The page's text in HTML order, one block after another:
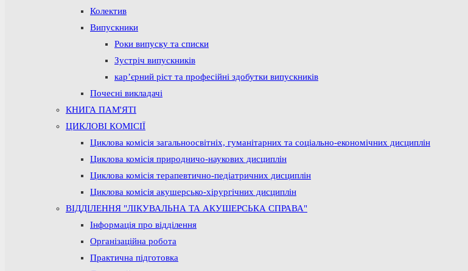
Колектив
Випускники
Роки випуску та списки
Зустріч випускників
кар’єрний ріст та професійні здобутки випускників
Почесні викладачі
КНИГА ПАМ'ЯТІ
ЦИКЛОВІ КОМІСІЇ
Циклова комісія загальноосвітніх, гуманітарних та соціально-економічних дисциплін
Циклова комісія природничо-наукових дисциплін
Циклова комісія терапевтично-педіатричних дисциплін
Циклова комісія акушерсько-хірургічних дисциплін
ВІДДІЛЕННЯ "ЛІКУВАЛЬНА ТА АКУШЕРСЬКА СПРАВА"
Інформація про відділення
Організаційна робота
Практична підготовка